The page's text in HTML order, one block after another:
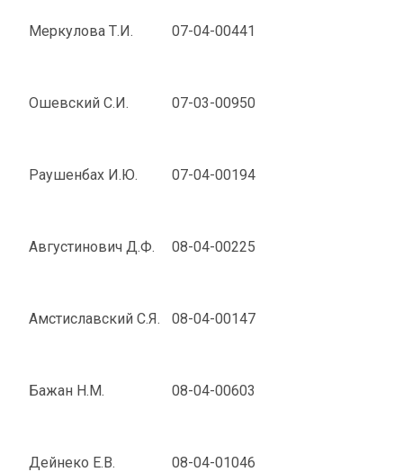
Меркулова Т.И. 07-04-00441
Ошевский С.И. 07-03-00950
Раушенбах И.Ю. 07-04-00194
Августинович Д.Ф. 08-04-00225
Амстиславский С.Я. 08-04-00147
Бажан Н.М. 08-04-00603
Дейнеко Е.В. 08-04-01046